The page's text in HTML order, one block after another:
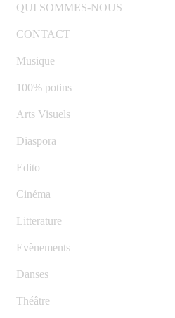
QUI SOMMES-NOUS
CONTACT
Musique
100% potins
Arts Visuels
Diaspora
Edito
Cinéma
Litterature
Evènements
Danses
Théâtre